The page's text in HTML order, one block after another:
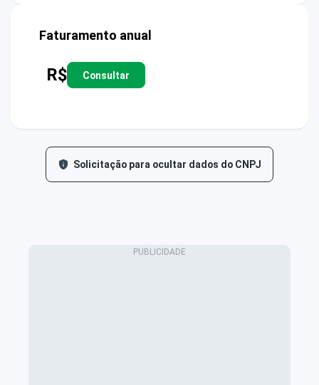
Faturamento anual
R$ Consultar
Solicitação para ocultar dados do CNPJ